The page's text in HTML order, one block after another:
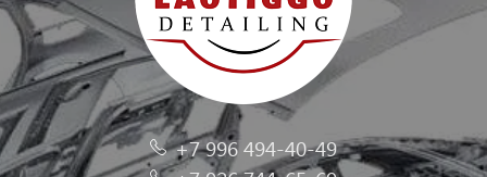
+7 996 494-40-49